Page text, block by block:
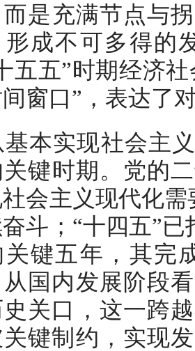
而是充满节点与
形成不可多得的
五五”时期经济
窗口”，表达了
基本实现社会主
关键时期。党的
会主义现代化需
斗；“十四五”
关键五年，其完
国内发展阶段
史关口，这一跨
关键制约，实现